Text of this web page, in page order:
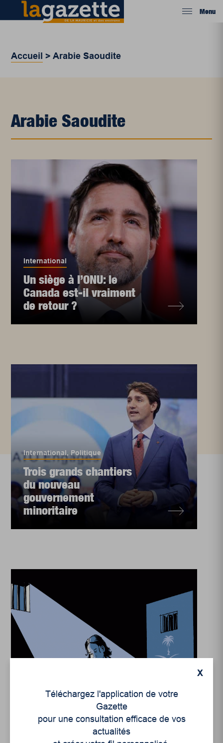
Menu
Accueil >Arabie Saoudite
Arabie Saoudite
International
Un siège à l’ONU: le
Canada est-il vraiment
de retour ?
International, Politique
Trois grands chantiers
du nouveau
gouvernement
minoritaire
Le Canada viole-t-il sa
propre loi ?
X
Téléchargez l'application de votre
Gazette
pour une consultation efficace de vos
actualités